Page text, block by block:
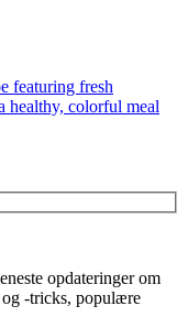
featuring fresh
healthy, colorful meal
opdateringer om
og -tricks, populære